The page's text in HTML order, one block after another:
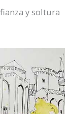
y soltura